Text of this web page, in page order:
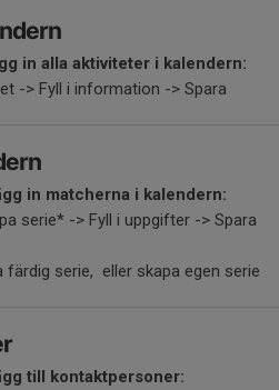
in alla aktiviteter i kalendern:
-> Fyll i information -> Spara
in matcherna i kalendern:
serie* -> Fyll i uppgifter -> Spara
färdig serie, eller skapa egen serie
till kontaktpersoner: